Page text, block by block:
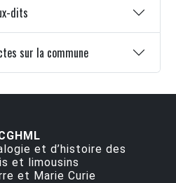
dits
sur la commune
et d’histoire des
et limousins
et Marie Curie